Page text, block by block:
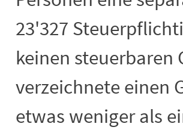
23'327
keinen steuerbaren
verzeichnete einen
etwas weniger als